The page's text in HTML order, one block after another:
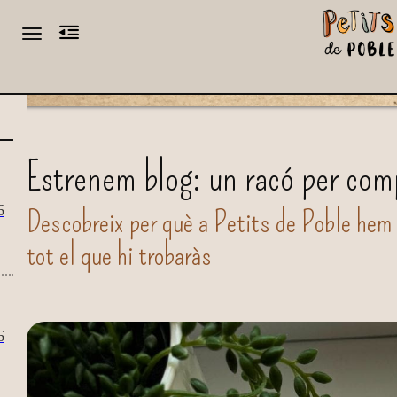
Toggle navigation
Estrenem blog: un racó per
Descobreix per què a Petits de Poble
tot el que hi trobaràs